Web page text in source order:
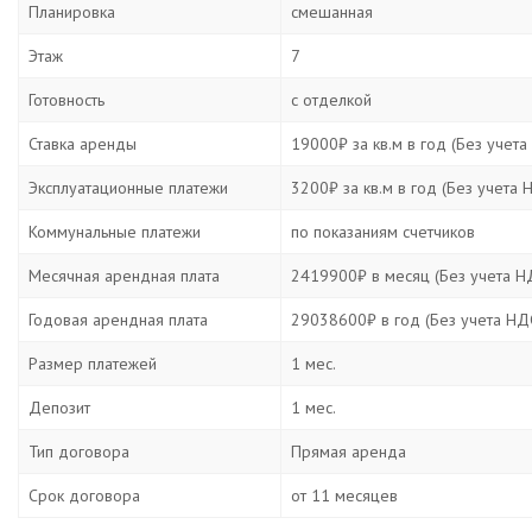
Планировка смешанная
Этаж 7
Готовность с отделкой
Ставка аренды 19000₽ за кв.м в год (Без
Эксплуатационные платежи 3200₽ за кв.м в год (Без учета
Коммунальные платежи по показаниям счетчиков
Месячная арендная плата 2419900₽ в месяц (Без учета
Годовая арендная плата 29038600₽ в год (Без учета
Размер платежей 1 мес.
Депозит 1 мес.
Тип договора Прямая аренда
Срок договора от 11 месяцев